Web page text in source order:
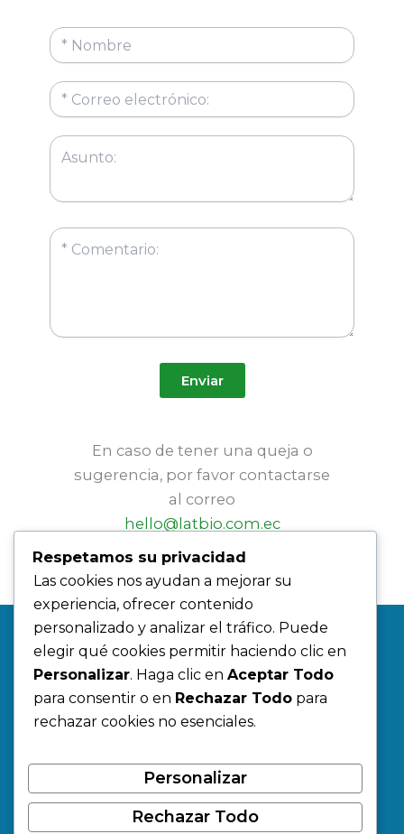
Enviar
En caso de tener una queja o
sugerencia, por favor contactarse
al correo
hello@latbio.com.ec
Respetamos su privacidad
Las cookies nos ayudan a mejorar su
experiencia, ofrecer contenido
personalizado y analizar el tráfico. Puede
elegir qué cookies permitir haciendo clic en
Personalizar. Haga clic en Aceptar Todo
para consentir o en Rechazar Todo para
rechazar cookies no esenciales.
Personalizar
Rechazar Todo